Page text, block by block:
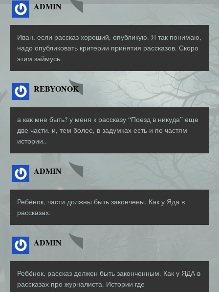
ADMIN
Иван, если рассказ хороший, опубликую. Я так понимаю,
надо опубликовать критерии принятия рассказов. Скоро
этим займусь.
REBYONOK
а как мне быть? у меня к рассказу “Поезд в никуда” еще
две части. и, тем более, в задумках есть и по частям
истории..
ADMIN
Ребёнок, части должны быть закончены. Как у Яда в
рассказах.
ADMIN
Ребёнок, рассказ должен быть законченным. Как у ЯДА в
рассказах про журналиста. Истории где